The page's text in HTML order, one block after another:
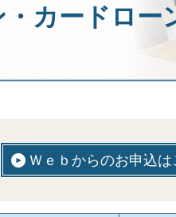
カードロー
Ｗｅｂからのお申込は